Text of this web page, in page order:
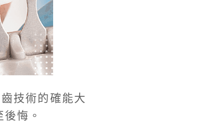
技術的確能大
悔。